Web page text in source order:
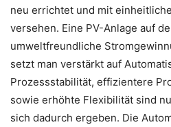
neu errichtet und mit
versehen. Eine PV-Anlage auf
umweltfreundliche
setzt man verstärkt auf
Prozessstabilität, effizientere
sowie erhöhte Flexibilität sind
sich dadurch ergeben. Die